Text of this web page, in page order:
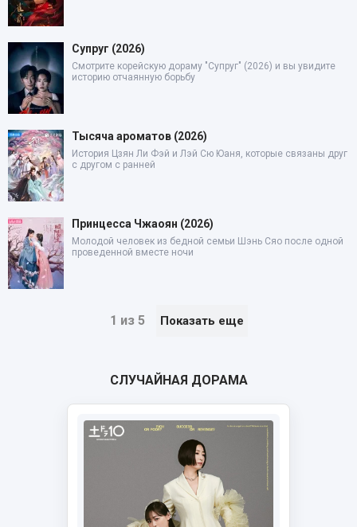
Супруг (2026)
Смотрите корейскую дораму "Супруг" (2026) и вы увидите
историю отчаянную борьбу
Тысяча ароматов (2026)
История Цзян Ли Фэй и Лэй Сю Юаня, которые связаны друг
с другом с ранней
Принцесса Чжаоян (2026)
Молодой человек из бедной семьи Шэнь Сяо после одной
проведенной вместе ночи
1 из 5 Показать еще
СЛУЧАЙНАЯ ДОРАМА